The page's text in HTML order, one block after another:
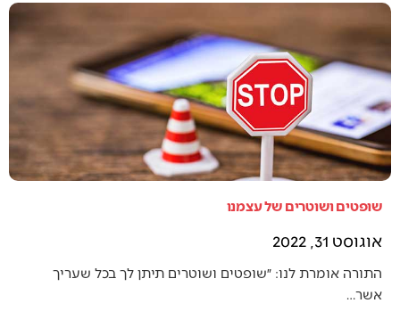
שופטים ושוטרים של עצמנו
אוגוסט 31, 2022
התורה אומרת לנו: ״שופטים ושוטרים תיתן לך בכל שעריך
אשר…